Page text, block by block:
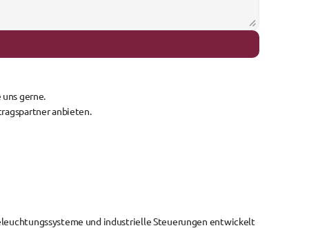
gerne.
anbieten.
und industrielle Steuerungen entwickelt